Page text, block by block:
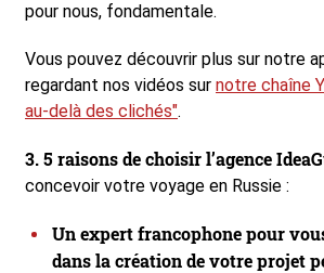
pour nous, fondamentale.
Vous pouvez découvrir plus sur notre
regardant nos vidéos sur notre chaîne
au-delà des clichés".
3. 5 raisons de choisir l’agence
concevoir votre voyage en Russie :
Un expert francophone pour
dans la création de votre projet